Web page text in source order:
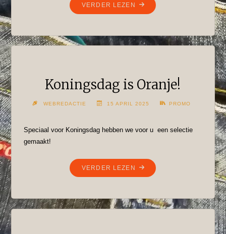
VERDER LEZEN
"KONINGSDAG
GESLOTEN"
Koningsdag is Oranje!
WEBREDACTIE 15 APRIL 2025 PROMO
Speciaal voor Koningsdag hebben we voor u een selectie
gemaakt!
VERDER LEZEN
"KONINGSDAG
IS